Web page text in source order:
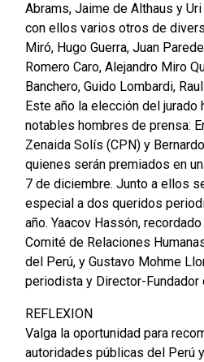
Abrams, Jaime de Althaus y
con ellos varios otros de
Miró, Hugo Guerra, Juan
Romero Caro, Alejandro Miro
Banchero, Guido Lombardi,
Este año la elección del jurado
notables hombres de prensa:
Zenaida Solís (CPN) y
quienes serán premiados en
7 de diciembre. Junto a ellos
especial a dos queridos
año. Yaacov Hassón,
Comité de Relaciones
del Perú, y Gustavo Mohme
periodista y Director-Fundador
REFLEXION
Valga la oportunidad para
autoridades públicas del Perú